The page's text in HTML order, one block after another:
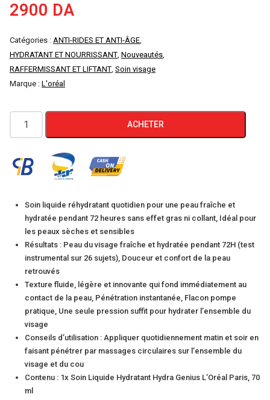
2900 DA
Catégories : ANTI-RIDES ET ANTI-ÂGE,
HYDRATANT ET NOURRISSANT, Nouveautés,
RAFFERMISSANT ET LIFTANT, Soin visage
Marque : L'oréal
quantité
de
Hydra
Soin
Hydratant
Visage
Peaux
et
Sensibles
ACHETER
Soin liquide réhydratant quotidien pour une peau fraîche et
hydratée pendant 72 heures sans effet gras ni collant, Idéal pour
les peaux sèches et sensibles
Résultats : Peau du visage fraîche et hydratée pendant 72H (test
instrumental sur 26 sujets), Douceur et confort de la peau
retrouvés
Texture fluide, légère et innovante qui fond immédiatement au
contact de la peau, Pénétration instantanée, Flacon pompe
pratique, Une seule pression suffit pour hydrater l’ensemble du
visage
Conseils d’utilisation : Appliquer quotidiennement matin et soir en
faisant pénétrer par massages circulaires sur l’ensemble du
visage et du cou
Contenu : 1x Soin Liquide Hydratant Hydra Genius L’Oréal Paris, 70
ml